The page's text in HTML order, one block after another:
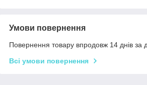
Умови повернення
Повернення товару впродовж 14 днів за
Всі умови повернення